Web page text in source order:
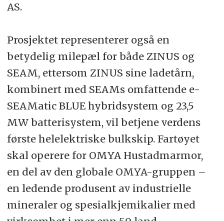
AS.
Prosjektet representerer også en
betydelig milepæl for både ZINUS og
SEAM, ettersom ZINUS sine ladetårn,
kombinert med SEAMs omfattende e-
SEAMatic BLUE hybridsystem og 23,5
MW batterisystem, vil betjene verdens
første helelektriske bulkskip. Fartøyet
skal operere for OMYA Hustadmarmor,
en del av den globale OMYA-gruppen –
en ledende produsent av industrielle
mineraler og spesialkjemikalier med